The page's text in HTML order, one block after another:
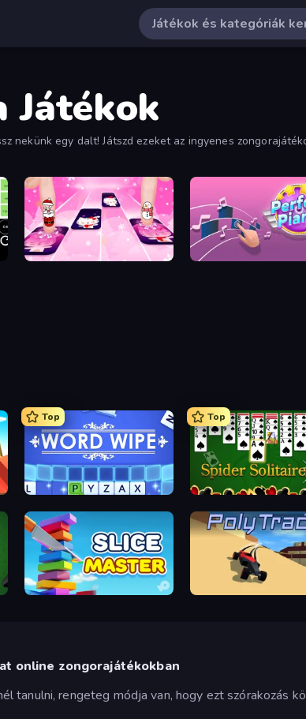
Játékok
nekünk egy dalt! Játszd ezeket az ingyenes
Catch Tiles: Piano Game Perfect Piano
Top
Word Wipe
Top
Spider Solitaire
Slice Master
online zongorajátékokban
tanulni, rengeteg módja van, hogy ezt